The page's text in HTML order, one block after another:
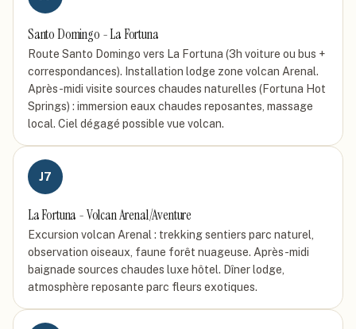
Santo Domingo - La Fortuna
Route Santo Domingo vers La Fortuna (3h voiture ou bus +
correspondances). Installation lodge zone volcan Arenal.
Après-midi visite sources chaudes naturelles (Fortuna Hot
Springs) : immersion eaux chaudes reposantes, massage
local. Ciel dégagé possible vue volcan.
J7
La Fortuna - Volcan Arenal/Aventure
Excursion volcan Arenal : trekking sentiers parc naturel,
observation oiseaux, faune forêt nuageuse. Après-midi
baignade sources chaudes luxe hôtel. Dîner lodge,
atmosphère reposante parc fleurs exotiques.